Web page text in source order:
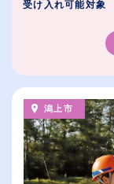
受け入れ可能対象
潟上市